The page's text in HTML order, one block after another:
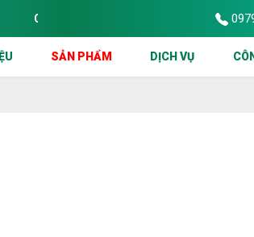
TY CỬA CUỐN SÀI GÒN CHUYÊN THI
SẢN PHẨM DỊCH VỤ